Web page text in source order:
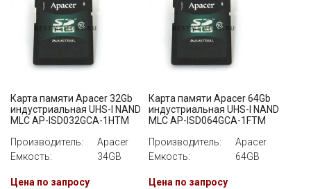
Карта памяти Apacer 32Gb
индустриальная UHS-I NAND
MLC AP-ISD032GCA-1HTM
Производитель:
Apacer
Емкость:
34GB
Цена по запросу
Карта памяти Apacer 64Gb
индустриальная UHS-I NAND
MLC AP-ISD064GCA-1FTM
Производитель:
Apacer
Емкость:
64GB
Цена по запросу